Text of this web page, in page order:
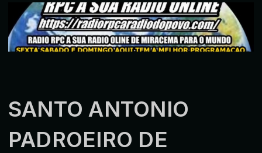
SANTO ANTONIO
PADROEIRO DE